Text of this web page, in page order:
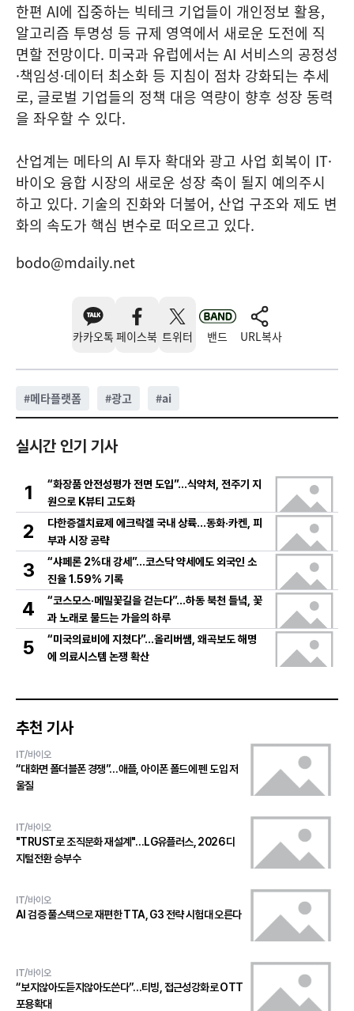
한편 AI에 집중하는 빅테크 기업들이 개인정보 활용,
알고리즘 투명성 등 규제 영역에서 새로운 도전에 직
면할 전망이다. 미국과 유럽에서는 AI 서비스의 공정성
·책임성·데이터 최소화 등 지침이 점차 강화되는 추세
로, 글로벌 기업들의 정책 대응 역량이 향후 성장 동력
을 좌우할 수 있다.
산업계는 메타의 AI 투자 확대와 광고 사업 회복이 IT·
바이오 융합 시장의 새로운 성장 축이 될지 예의주시
하고 있다. 기술의 진화와 더불어, 산업 구조와 제도 변
화의 속도가 핵심 변수로 떠오르고 있다.
bodo@mdaily.net
카카오톡 페이스북 트위터 밴드 URL복사
#메타플랫폼 #광고 #ai
실시간 인기 기사
1
“화장품 안전성평가 전면 도입”…식약처, 전주기 지
원으로 K뷰티 고도화
2
다한증겔치료제 에크락겔 국내 상륙…동화·카켄, 피
부과 시장 공략
3
“샤페론 2%대 강세”…코스닥 약세에도 외국인 소
진율 1.59% 기록
4
“코스모스·메밀꽃길을 걷는다”…하동 북천 들녘, 꽃
과 노래로 물드는 가을의 하루
5
“미국의료비에 지쳤다”…올리버쌤, 왜곡보도 해명
에 의료시스템 논쟁 확산
추천 기사
IT/바이오
“대화면 폴더블폰 경쟁”…애플, 아이폰 폴드에 펜 도입 저
울질
IT/바이오
"TRUST로 조직문화 재설계"…LG유플러스, 2026 디
지털전환 승부수
IT/바이오
AI 검증 풀스택으로 재편한 TTA, G3 전략 시험대 오른다
IT/바이오
“보지않아도듣지않아도쓴다”…티빙, 접근성강화로 OTT
포용확대